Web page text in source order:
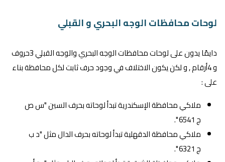
لوحات محافظات الوجه البحري و القبلي
دايمًا يدون على لوحات محافظات الوجه البحري والوجه القبلي 3حروف
و 4أرقام , و لكن يكون الاختلاف في وجود حرف ثابت لكل محافظة بناء
على :
ملاكي محافظة الإسكندرية تبدأ لوحاته بحرف السين "س ص
ج 6541 ".
ملاكي محافظة الدقهلية تبدأ لوحاته بحرف الدال مثل "د ب
ج 6321 ".